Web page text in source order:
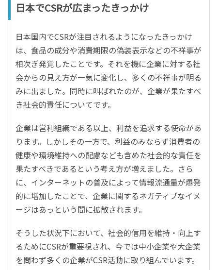
日本でCSRが広まったきっかけ
日本国内でCSRが注目されるようになったきっかけ
は、食品の成分や消費期限の偽装表示などの不祥事が
相次ぎ発覚したことです。それを機に企業に対する社
会からの見え方が一気に変化し、多くの不祥事が明る
みに出ました。同時に叫ばれたのが、企業が果たすべ
き社会的責任についてです。
企業は営利組織である以上、利益を追求する使命があ
ります。しかしその一方で、利益のみならず消費者の
健康や環境維持への配慮なども含めた社会的な責任を
果たすべきであるという考え方が増えました。さら
に、インターネットの普及によって情報流通量が爆発
的に増加したことで、企業に関するネガティブなイメ
ージはあっという間に拡散されます。
そうした状況下において、社会的信用を維持・向上す
るためにCSRが重要視され、今では中小企業や大企業
を問わず多くの企業がCSR活動に取り組んでいます。